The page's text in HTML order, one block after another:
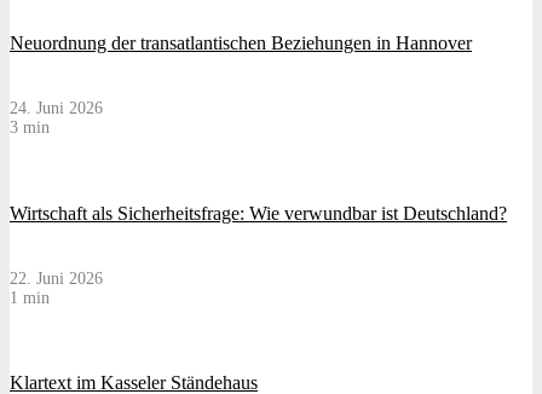
Neuordnung der transatlantischen Beziehungen in Hannover
24. Juni 2026
3 min
Wirtschaft als Sicherheitsfrage: Wie verwundbar ist Deutschland?
22. Juni 2026
1 min
Klartext im Kasseler Ständehaus